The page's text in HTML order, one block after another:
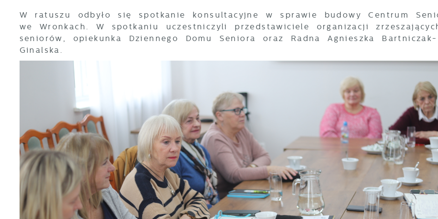
W ratuszu odbyło się spotkanie konsultacyjne w sprawie budowy Centrum
we Wronkach. W spotkaniu uczestniczyli przedstawiciele organizacji
seniorów, opiekunka Dziennego Domu Seniora oraz Radna Agnieszka Bartniczak-
Ginalska.